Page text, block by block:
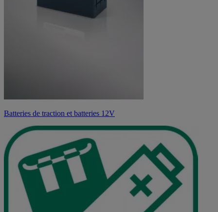
Batteries de traction et batteries 12V